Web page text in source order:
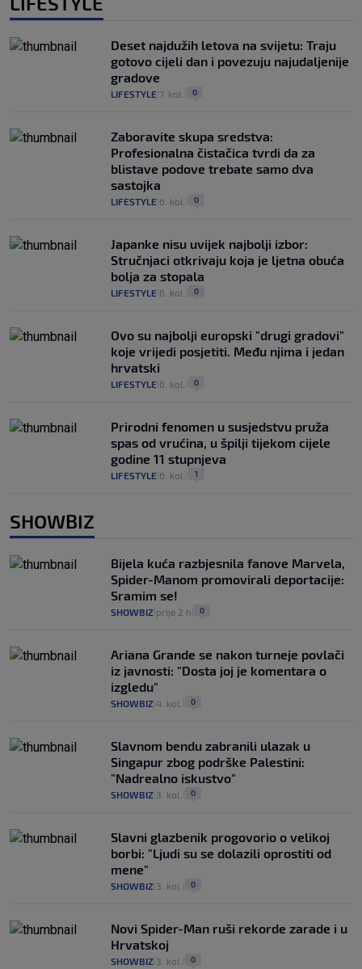
Deset najdužih letova na svijetu: Traju
gotovo cijeli dan i povezuju najudaljenije
gradove
LIFESTYLE 7. kol. 0
Zaboravite skupa sredstva:
Profesionalna čistačica tvrdi da za
blistave podove trebate samo dva
sastojka
LIFESTYLE 6. kol. 0
Japanke nisu uvijek najbolji izbor:
Stručnjaci otkrivaju koja je ljetna obuća
bolja za stopala
LIFESTYLE 6. kol. 0
Ovo su najbolji europski "drugi gradovi"
koje vrijedi posjetiti. Među njima i jedan
hrvatski
LIFESTYLE 6. kol. 0
Prirodni fenomen u susjedstvu pruža
spas od vrućina, u špilji tijekom cijele
godine 11 stupnjeva
LIFESTYLE 6. kol. 1
SHOWBIZ
Bijela kuća razbjesnila fanove Marvela,
Spider-Manom promovirali deportacije:
Sramim se!
SHOWBIZ prije 2 h 0
Ariana Grande se nakon turneje povlači
iz javnosti: "Dosta joj je komentara o
izgledu"
SHOWBIZ 4. kol. 0
Slavnom bendu zabranili ulazak u
Singapur zbog podrške Palestini:
"Nadrealno iskustvo"
SHOWBIZ 3. kol. 0
Slavni glazbenik progovorio o velikoj
borbi: "Ljudi su se dolazili oprostiti od
mene"
SHOWBIZ 3. kol. 0
Novi Spider-Man ruši rekorde zarade i u
Hrvatskoj
SHOWBIZ 3. kol. 0